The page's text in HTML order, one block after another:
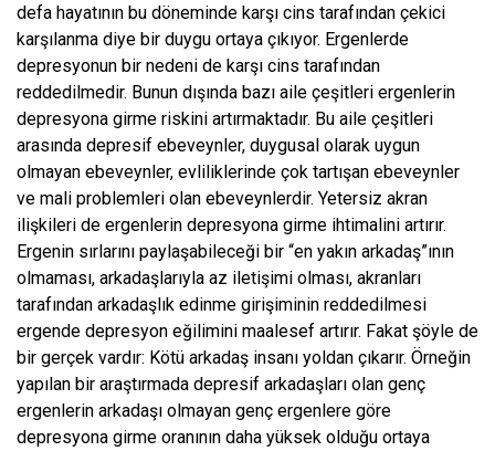
defa hayatının bu döneminde karşı cins tarafından çekici
karşılanma diye bir duygu ortaya çıkıyor. Ergenlerde
depresyonun bir nedeni de karşı cins tarafından
reddedilmedir. Bunun dışında bazı aile çeşitleri ergenlerin
depresyona girme riskini artırmaktadır. Bu aile çeşitleri
arasında depresif ebeveynler, duygusal olarak uygun
olmayan ebeveynler, evliliklerinde çok tartışan ebeveynler
ve mali problemleri olan ebeveynlerdir. Yetersiz akran
ilişkileri de ergenlerin depresyona girme ihtimalini artırır.
Ergenin sırlarını paylaşabileceği bir “en yakın arkadaş”ının
olmaması, arkadaşlarıyla az iletişimi olması, akranları
tarafından arkadaşlık edinme girişiminin reddedilmesi
ergende depresyon eğilimini maalesef artırır. Fakat şöyle de
bir gerçek vardır: Kötü arkadaş insanı yoldan çıkarır. Örneğin
yapılan bir araştırmada depresif arkadaşları olan genç
ergenlerin arkadaşı olmayan genç ergenlere göre
depresyona girme oranının daha yüksek olduğu ortaya